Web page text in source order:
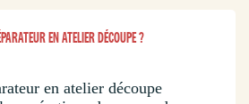
EN ATELIER DÉCOUPE ?
en atelier découpe